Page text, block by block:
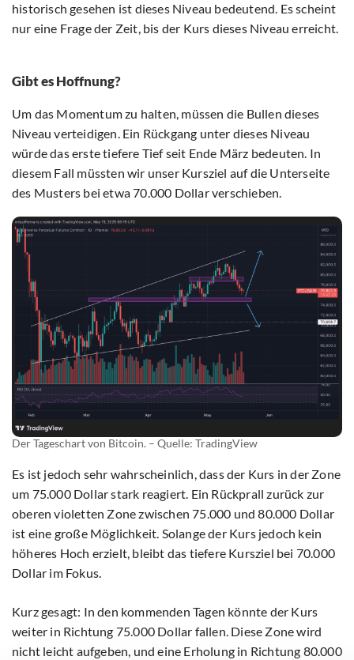
historisch gesehen ist dieses Niveau bedeutend. Es scheint
nur eine Frage der Zeit, bis der Kurs dieses Niveau erreicht.
Gibt es Hoffnung?
Um das Momentum zu halten, müssen die Bullen dieses
Niveau verteidigen. Ein Rückgang unter dieses Niveau
würde das erste tiefere Tief seit Ende März bedeuten. In
diesem Fall müssten wir unser Kursziel auf die Unterseite
des Musters bei etwa 70.000 Dollar verschieben.
Der Tageschart von Bitcoin. – Quelle: TradingView
Es ist jedoch sehr wahrscheinlich, dass der Kurs in der Zone
um 75.000 Dollar stark reagiert. Ein Rückprall zurück zur
oberen violetten Zone zwischen 75.000 und 80.000 Dollar
ist eine große Möglichkeit. Solange der Kurs jedoch kein
höheres Hoch erzielt, bleibt das tiefere Kursziel bei 70.000
Dollar im Fokus.
Kurz gesagt: In den kommenden Tagen könnte der Kurs
weiter in Richtung 75.000 Dollar fallen. Diese Zone wird
nicht leicht aufgeben, und eine Erholung in Richtung 80.000